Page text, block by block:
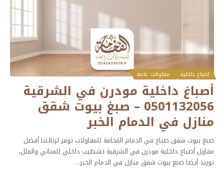
اصباغ داخلية مقاولات عامة
أصباغ داخلية مودرن في الشرقية
0501132056 – صبغ بيوت شقق
منازل في الدمام الخبر
صبغ بيوت شقق صباغ في الدمام الفخامة للمقاولات توفر لزبائننا أفضل
مقاول أصباغ داخلية مودرن في الشرقية تشطيب داخلي للمباني والفلل،
توريد أيضا صبع بيوت شقق منازل في الدمام الخبر…